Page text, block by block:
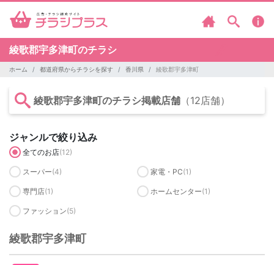
綾歌郡宇多津町のチラシ
ホーム 都道府県からチラシを探す 香川県 綾歌郡宇多津町
綾歌郡宇多津町のチラシ掲載店舗 （12店舗）
ジャンルで絞り込み
全てのお店(12)
スーパー(4) 家電・PC(1)
専門店(1) ホームセンター(1)
ファッション(5)
綾歌郡宇多津町